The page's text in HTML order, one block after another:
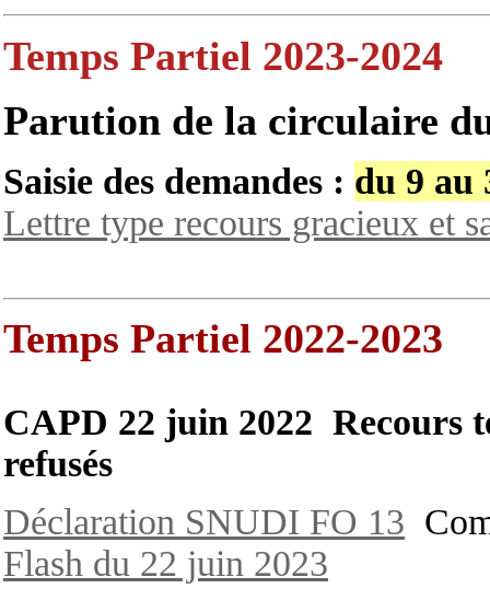
Temps Partiel 2023-2024
Parution de la circulaire
Saisie des demandes : du 9 au
Lettre type recours gracieux et
Temps Partiel 2022-2023
CAPD 22 juin 2022 Recours
refusés
Déclaration SNUDI FO 13
Flash du 22 juin 2023